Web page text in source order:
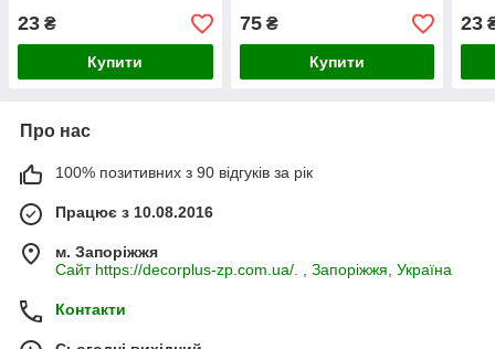
23 ₴
Купити
75₴
Купити
23
Про нас
100% позитивних з 90 відгуків за рік
Працює з 10.08.2016
м. Запоріжжя
Сайт https://decorplus-zp.com.ua/. , Запоріжжя, Україна
Контакти